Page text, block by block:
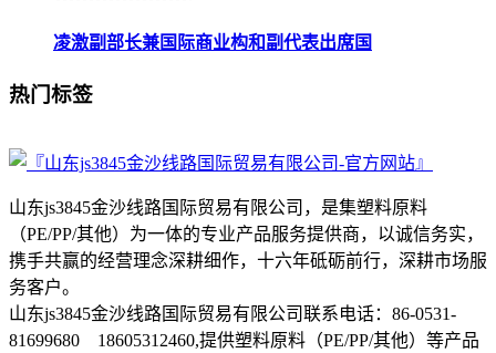
凌激副部长兼国际商业构和副代表出席国
热门标签
山东js3845金沙线路国际贸易有限公司，是集塑料原料
（PE/PP/其他）为一体的专业产品服务提供商，以诚信务实，
携手共赢的经营理念深耕细作，十六年砥砺前行，深耕市场服
务客户。
山东js3845金沙线路国际贸易有限公司联系电话：86-0531-
81699680 18605312460,提供塑料原料（PE/PP/其他）等产品